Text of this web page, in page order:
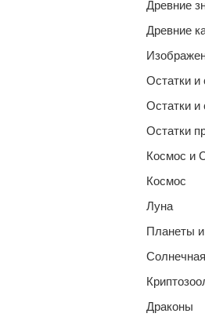
Древние
Древние
Остатки
Остатки и
Остатки
Космос и
Космос
Луна
Планеты и
Драконы